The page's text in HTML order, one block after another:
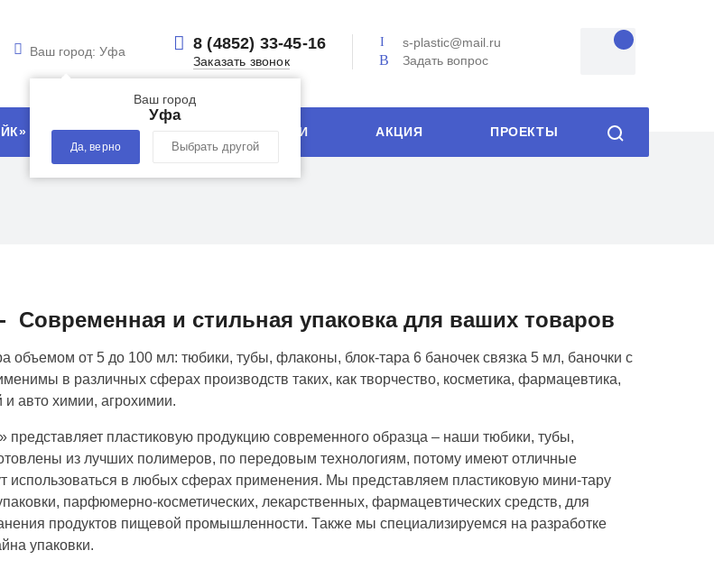
Ваш город: Уфа
Ваш город
Уфа
Да, верно Выбрать другой
8 (4852) 33-45-16
Заказать звонок
s-plastic@mail.ru
Задать вопрос
УСЛУГИ ТЕХНОЛОГИИ АКЦИЯ ПРОЕКТЫ
Современная и стильная упаковка для ваших товаров
объемом от 5 до 100 мл: тюбики, тубы, флаконы, блок-тара 6 баночек связка 5 мл, баночки с
в различных сферах производств таких, как творчество, косметика, фармацевтика,
авто химии, агрохимии.
представляет пластиковую продукцию современного образца – наши тюбики, тубы,
из лучших полимеров, по передовым технологиям, потому имеют отличные
использоваться в любых сферах применения. Мы представляем пластиковую мини-тару
парфюмерно-косметических, лекарственных, фармацевтических средств, для
продуктов пищевой промышленности. Также мы специализируемся на разработке
упаковки.